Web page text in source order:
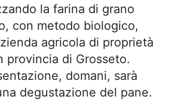
la farina di grano
con metodo biologico,
agricola di proprietà
provincia di Grosseto.
domani, sarà
degustazione del pane.